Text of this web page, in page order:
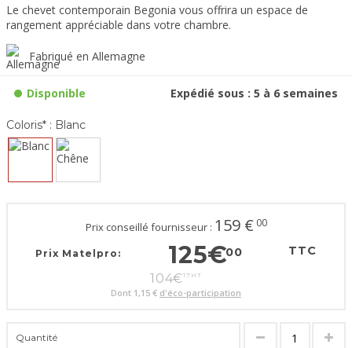
Le chevet contemporain Begonia vous offrira un espace de
rangement appréciable dans votre chambre.
Fabriqué en Allemagne
Disponible Expédié sous : 5 à 6 semaines
Coloris* : Blanc
Prix conseillé fournisseur : 159 € 00
Prix Matelpro: 125€00 TTC
104€17 HT
Dont 1,15 € d'éco-participation
Quantité